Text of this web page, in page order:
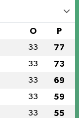
O P
33 77
33 73
33 69
33 59
33 55